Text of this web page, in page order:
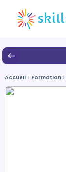
Accueil Formation